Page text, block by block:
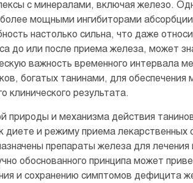
с минералами, включая железо.
мощными ингибиторами
настолько сильна, что даже
до или после приема железа, может
важность временного интервала
богатых танинами, для
клинического результата.
природы и механизма действия
диете и режиму приема лекарственных
препараты железа для
обоснованного принципа может
и сохранению симптомов дефицита